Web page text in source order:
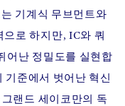
기계식 무브먼트와
로 하지만, IC와 쿼
어난 정밀도를 실현합
기준에서 벗어난 혁신
랜드 세이코만의 독